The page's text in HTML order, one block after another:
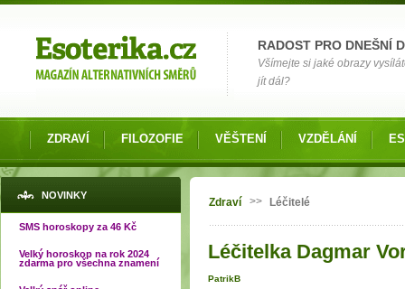
RADOST PRO DNEŠNÍ
Všímejte si jaké obrazy
jít dál?
ZDRAVÍ FILOZOFIE VĚŠTENÍ VZDĚLÁNÍ
NOVINKY
SMS horoskopy za 46 Kč
Velký horoskop na rok 2024
zdarma pro všechna znamení
Jste zde
Zdraví >> Léčitelé
Léčitelka Dagmar
PatrikB